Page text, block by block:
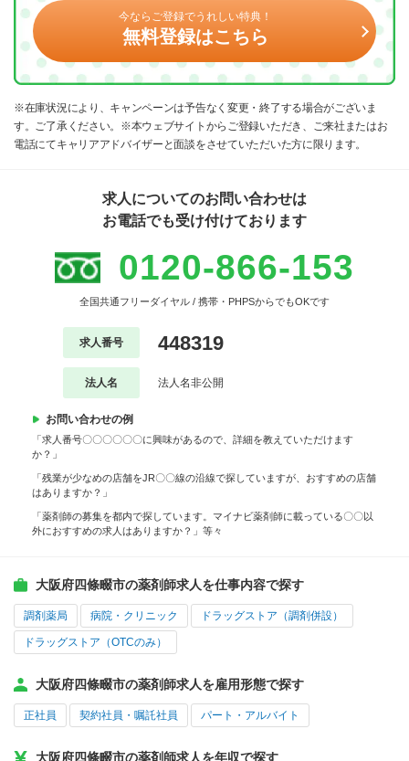
今ならご登録でうれしい特典！
無料登録はこちら
※在庫状況により、キャンペーンは予告なく変更・終了する場合がございま
す。ご了承ください。※本ウェブサイトからご登録いただき、ご来社またはお
電話にてキャリアアドバイザーと面談をさせていただいた方に限ります。
求人についてのお問い合わせは
お電話でも受け付けております
0120-866-153
全国共通フリーダイヤル / 携帯・PHPSからでもOKです
求人番号 448319
法人名 法人名非公開
お問い合わせの例
「求人番号〇〇〇〇〇〇に興味があるので、詳細を教えていただけます
か？」
「残業が少なめの店舗をJR〇〇線の沿線で探していますが、おすすめの店舗
はありますか？」
「薬剤師の募集を都内で探しています。マイナビ薬剤師に載っている〇〇以
外におすすめの求人はありますか？」等々
大阪府四條畷市の薬剤師求人を仕事内容で探す
調剤薬局 病院・クリニック ドラッグストア（調剤併設）
ドラッグストア（OTCのみ）
大阪府四條畷市の薬剤師求人を雇用形態で探す
正社員 契約社員・嘱託社員 パート・アルバイト
大阪府四條畷市の薬剤師求人を年収で探す